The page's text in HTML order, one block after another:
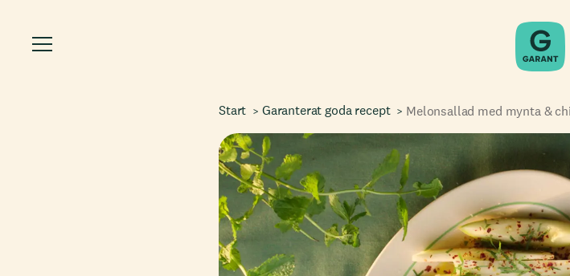
Start Garanterat goda recept Melonsallad med mynta &